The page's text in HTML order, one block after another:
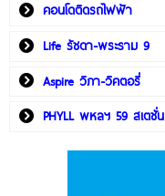
คอนโดติดรถไฟฟ้า
Life รัชดา-พระราม 9
Aspire วิภา-วิคตอรี่
PHYLL พหลฯ 59 สเตชั่น